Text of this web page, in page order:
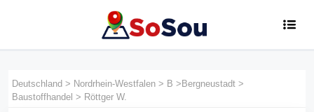
Deutschland > Nordrhein-Westfalen > B > Bergneustadt >
Baustoffhandel > Röttger W.